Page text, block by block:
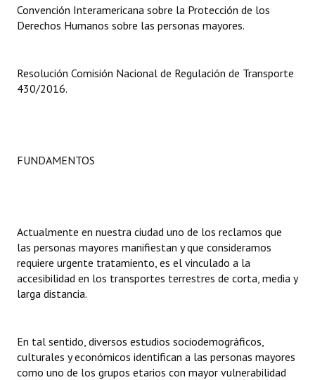
Informes de Unidad Coordinadora
Actas de Audiencias Públicas
Resoluciones de Presidencia
INSTITUCIONAL
Antiguos Pobladores
Registros y Distinciones
Convención Interamericana sobre la Protección de los
Derechos Humanos sobre las personas mayores.
Resolución Comisión Nacional de Regulación de Transporte
430/2016.
FUNDAMENTOS
Actualmente en nuestra ciudad uno de los reclamos que
las personas mayores manifiestan y que consideramos
requiere urgente tratamiento, es el vinculado a la
accesibilidad en los transportes terrestres de corta, media y
larga distancia.
En tal sentido, diversos estudios sociodemográficos,
culturales y económicos identifican a las personas mayores
como uno de los grupos etarios con mayor vulnerabilidad